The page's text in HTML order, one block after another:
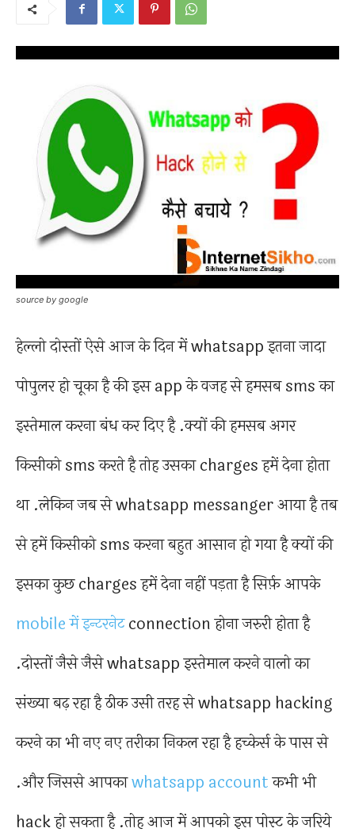
source by google
हेल्लो दोस्तों ऐसे आज के दिन में whatsapp इतना जादा
पोपुलर हो चूका है की इस app के वजह से हमसब sms का
इस्तेमाल करना बंध कर दिए है .क्यों की हमसब अगर
किसीको sms करते है तोह उसका charges हमें देना होता
था .लेकिन जब से whatsapp messanger आया है तब
से हमें किसीको sms करना बहुत आसान हो गया है क्यों की
इसका कुछ charges हमें देना नहीं पड़ता है सिर्फ़ आपके
mobile में इन्टरनेटconnection होना जरुरी होता है
.दोस्तों जैसे जैसे whatsapp इस्तेमाल करने वालो का
संख्या बढ़ रहा है ठीक उसी तरह से whatsapp hacking
करने का भी नए नए तरीका निकल रहा है हच्केर्स के पास से
.और जिससे आपकाwhatsapp accountकभी भी
hack हो सकता है .तोह आज में आपको इस पोस्ट के जरिये